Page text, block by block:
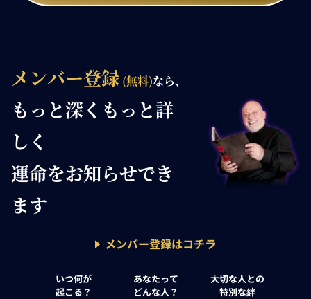
メンバー登録 (無料)なら、
もっと深く もっと詳
しく
運命をお知らせでき
ます
メンバー登録はコチラ
いつ何が
起こる？
あなたって
どんな人？
大切な人との
特別な絆